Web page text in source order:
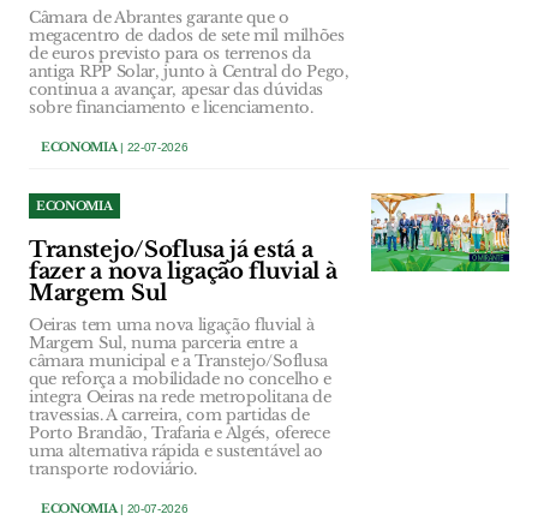
Câmara de Abrantes garante que o
megacentro de dados de sete mil milhões
de euros previsto para os terrenos da
antiga RPP Solar, junto à Central do Pego,
continua a avançar, apesar das dúvidas
sobre financiamento e licenciamento.
ECONOMIA | 22-07-2026
ECONOMIA
Transtejo/Soflusa já está a
fazer a nova ligação fluvial à
Margem Sul
Oeiras tem uma nova ligação fluvial à
Margem Sul, numa parceria entre a
câmara municipal e a Transtejo/Soflusa
que reforça a mobilidade no concelho e
integra Oeiras na rede metropolitana de
travessias. A carreira, com partidas de
Porto Brandão, Trafaria e Algés, oferece
uma alternativa rápida e sustentável ao
transporte rodoviário.
ECONOMIA | 20-07-2026